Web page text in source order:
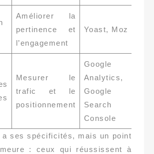
Améliorer la
pertinence et
l’engagement
Yoast, Moz
Mesurer le
trafic et le
positionnement
Google
Analytics,
Google
Search
Console
a ses spécificités, mais un point
: ceux qui réussissent à